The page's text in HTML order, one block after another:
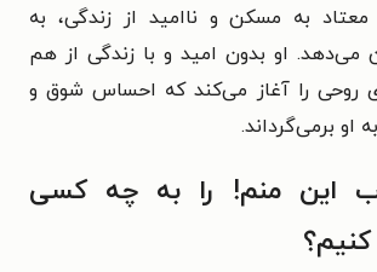
معتاد به مسکن و ناامید از زندگی، به
می‌دهد. او بدون امید و با زندگی از هم
روحی را آغاز می‌کند که احساس شوق و
او برمی‌گرداند.
این منم! را به چه کسی